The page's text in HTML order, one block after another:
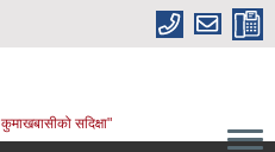
सदिक्षा"